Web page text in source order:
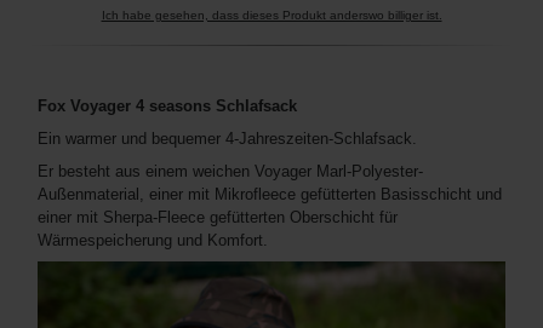
Ich habe gesehen, dass dieses Produkt anderswo billiger ist.
Fox Voyager 4 seasons Schlafsack
Ein warmer und bequemer 4-Jahreszeiten-Schlafsack.
Er besteht aus einem weichen Voyager Marl-Polyester-
Außenmaterial, einer mit Mikrofleece gefütterten Basisschicht und
einer mit Sherpa-Fleece gefütterten Oberschicht für
Wärmespeicherung und Komfort.